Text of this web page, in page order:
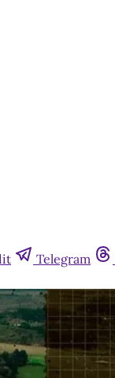
Telegram